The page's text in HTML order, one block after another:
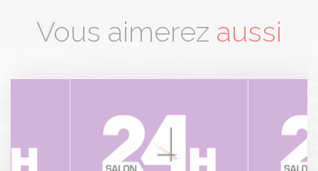
Vous aimerez aussi